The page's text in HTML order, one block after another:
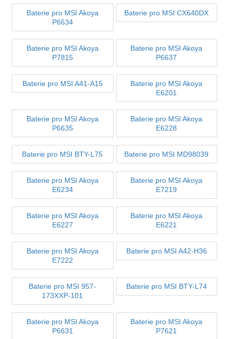
Baterie pro MSI Akoya
P6634
Baterie pro MSI CX640DX
Baterie pro MSI Akoya
P7815
Baterie pro MSI Akoya
P6637
Baterie pro MSI A41-A15
Baterie pro MSI Akoya
E6201
Baterie pro MSI Akoya
P6635
Baterie pro MSI Akoya
E6228
Baterie pro MSI BTY-L75 Baterie pro MSI MD98039
Baterie pro MSI Akoya
E6234
Baterie pro MSI Akoya
E7219
Baterie pro MSI Akoya
E6227
Baterie pro MSI Akoya
E6221
Baterie pro MSI Akoya
E7222
Baterie pro MSI A42-H36
Baterie pro MSI 957-
173XXP-101
Baterie pro MSI BTY-L74
Baterie pro MSI Akoya
P6631
Baterie pro MSI Akoya
P7621